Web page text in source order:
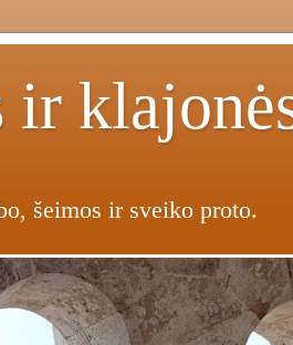
ir
šeimos ir sveiko proto.